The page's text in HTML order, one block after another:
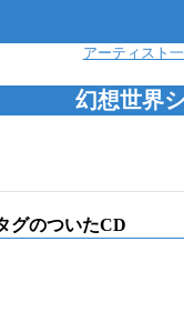
アーティスト
幻想世界
グのついたCD